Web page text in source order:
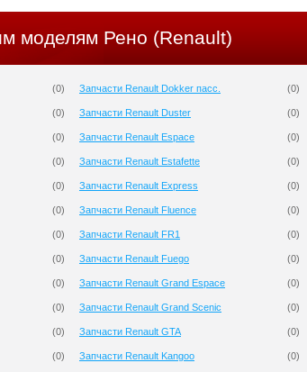
моделям Рено (Renault)
(0)
(0)
(0)
(0)
(0)
(0)
(0)
(0)
(0)
(0)
(0)
(0)
Запчасти Renault Dokker пасс. (0)
Запчасти Renault Duster (0)
Запчасти Renault Espace (0)
Запчасти Renault Estafette (0)
Запчасти Renault Express (0)
Запчасти Renault Fluence (0)
Запчасти Renault FR1 (0)
Запчасти Renault Fuego (0)
Запчасти Renault Grand Espace (0)
Запчасти Renault Grand Scenic (0)
Запчасти Renault GTA (0)
Запчасти Renault Kangoo (0)